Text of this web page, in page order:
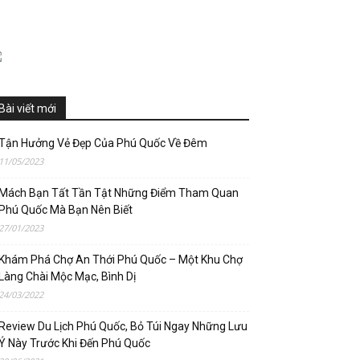
viết mới
Hưởng Vẻ Đẹp Của Phú Quốc Về Đêm
05/2023
Bạn Tất Tần Tật Những Điểm Tham Quan
Quốc Mà Bạn Nên Biết
01/2023
Phá Chợ An Thới Phú Quốc – Một Khu Chợ
Chài Mộc Mạc, Bình Dị
03/2022
Du Lịch Phú Quốc, Bỏ Túi Ngay Những Lưu
Này Trước Khi Đến Phú Quốc